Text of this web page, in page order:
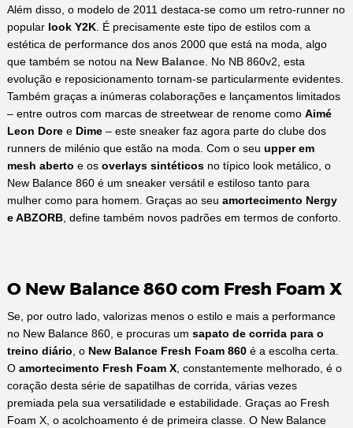
Além disso, o modelo de 2011 destaca-se como um retro-runner no
popular look Y2K. É precisamente este tipo de estilos com a
estética de performance dos anos 2000 que está na moda, algo
que também se notou na New Balance. No NB 860v2, esta
evolução e reposicionamento tornam-se particularmente evidentes.
Também graças a inúmeras colaborações e lançamentos limitados
– entre outros com marcas de streetwear de renome como Aimé
Leon Doree Dime– este sneaker faz agora parte do clube dos
runners de milénio que estão na moda. Com o seu upper em
mesh aberto e os overlays sintéticosno típico look metálico, o
New Balance 860 é um sneaker versátil e estiloso tanto para
mulher como para homem. Graças ao seu amortecimento Nergy
e ABZORB, define também novos padrões em termos de conforto.
O New Balance 860 com Fresh Foam X
Se, por outro lado, valorizas menos o estilo e mais a performance
no New Balance 860, e procuras um sapato de corrida para o
treino diário, o New Balance Fresh Foam 860é a escolha certa.
O amortecimento Fresh Foam X, constantemente melhorado, é o
coração desta série de sapatilhas de corrida, várias vezes
premiada pela sua versatilidade e estabilidade. Graças ao Fresh
Foam X, o acolchoamento é de primeira classe. O New Balance